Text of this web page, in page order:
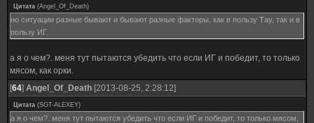
Цитата (Angel_Оf_Death)
но ситуации разные бывают и бывают разные факторы, как в пользу Тау, так и в
пользу ИГ.
а я о чем?. меня тут пытаются убедить что если ИГ и победит, то только
мясом, как орки.
[64] Angel_Оf_Death [2013-08-25, 2:28:12]
Цитата (SGT-ALEXEY)
а я о чем?. меня тут пытаются убедить что если ИГ и победит, то только мясом,